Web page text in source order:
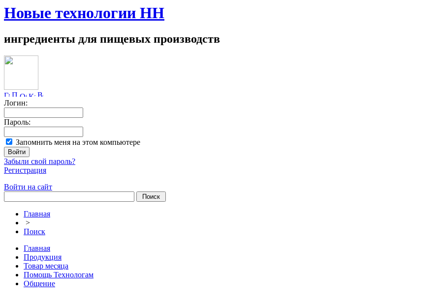
Новые технологии НН
ингредиенты для пищевых производств
Логин:
Пароль:
Запомнить меня на этом компьютере
Забыли свой пароль?
Регистрация
Войти на сайт
Главная
>
Поиск
Главная
Продукция
Товар месяца
Помощь Технологам
Общение